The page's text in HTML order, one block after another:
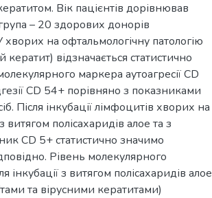
Вік пацієнтів дорівнював
– 20 здорових донорів
хворих на офтальмологічну патологію
кератит) відзначається статистично
маркера аутоагресії СD
СD 54+ порівняно з показниками
Після інкубації лімфоцитів хворих на
витягом полісахаридів алое та з
СD 5+ статистично значимо
Рівень молекулярного
інкубації з витягом полісахаридів алое
та вірусними кератитами)